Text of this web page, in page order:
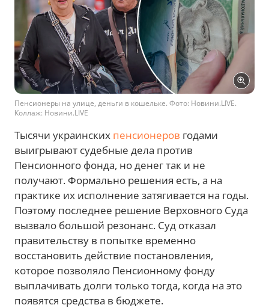
Пенсионеры на улице, деньги в кошельке. Фото: Новини.LIVE.
Коллаж: Новини.LIVE
Тысячи украинских пенсионеров годами
выигрывают судебные дела против
Пенсионного фонда, но денег так и не
получают. Формально решения есть, а на
практике их исполнение затягивается на годы.
Поэтому последнее решение Верховного Суда
вызвало большой резонанс. Суд отказал
правительству в попытке временно
восстановить действие постановления,
которое позволяло Пенсионному фонду
выплачивать долги только тогда, когда на это
появятся средства в бюджете.